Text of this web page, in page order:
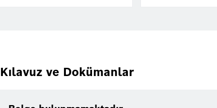
Kılavuz ve Dokümanlar